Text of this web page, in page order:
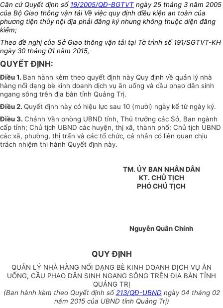
Căn cứ Quyết định số19/2005/QĐ-BGTVT ngày 25 tháng 3 năm 2005
của Bộ Giao thông vận tải Về việc quy định điều kiện an toàn của
phương tiện thủy nội địa phải đăng ký nhưng không thuộc diện đăng
kiểm;
Theo đề nghị của Sở Giao thông vận tải tại Tờ trình số 191/SGTVT-KH
ngày 30 tháng 01 năm 2015,
QUYẾT ĐỊNH:
Điều 1. Ban hành kèm theo quyết định này Quy định về quản lý nhà
hàng nổi dạng bè kinh doanh dịch vụ ăn uống và cầu phao dân sinh
ngang sông trên địa bàn tỉnh Quảng Trị.
Điều 2. Quyết định này có hiệu lực sau 10 (mười) ngày kể từ ngày ký.
Điều 3. Chánh Văn phòng UBND tỉnh, Thủ trưởng các Sở, Ban ngành
cấp tỉnh; Chủ tịch UBND các huyện, thị xã, thành phố; Chủ tịch UBND
các xã, phường, thị trấn và các tổ chức, cá nhân có liên quan chịu
trách nhiệm thi hành Quyết định này.
TM. ỦY BAN NHÂN DÂN
KT. CHỦ TỊCH
PHÓ CHỦ TỊCH
Nguyễn Quân Chính
QUY ĐỊNH
QUẢN LÝ NHÀ HÀNG NỔI DẠNG BÈ KINH DOANH DỊCH VỤ ĂN
UỐNG, CẦU PHAO DÂN SINH NGANG SÔNG TRÊN ĐỊA BÀN TỈNH
QUẢNG TRỊ
(Ban hành kèm theo Quyết định số 213/QĐ-UBND ngày 04 tháng 02
năm 2015 của UBND tỉnh Quảng Trị)